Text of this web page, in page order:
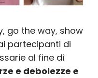
go the way, show
partecipanti di
al fine di
e debolezze e